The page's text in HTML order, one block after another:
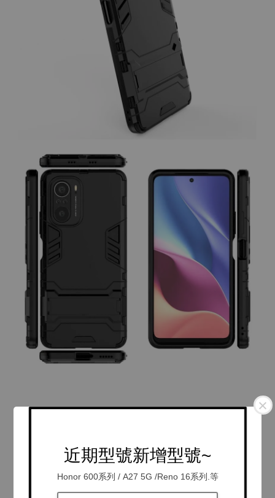
近期型號新增型號~
Honor 600系列 / A27 5G /Reno 16系列.等